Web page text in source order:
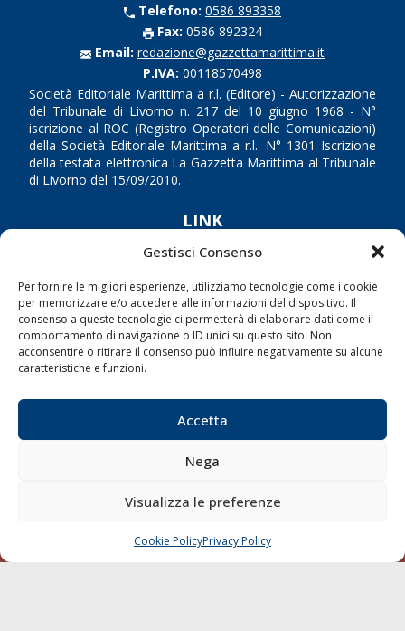
Gestisci Consenso
Per fornire le migliori esperienze, utilizziamo tecnologie come i cookie
per memorizzare e/o accedere alle informazioni del dispositivo. Il
consenso a queste tecnologie ci permetterà di elaborare dati come il
comportamento di navigazione o ID unici su questo sito. Non
acconsentire o ritirare il consenso può influire negativamente su alcune
caratteristiche e funzioni.
Accetta
Nega
Visualizza le preferenze
Cookie PolicyPrivacy Policy
Telefono: 0586 893358
Fax: 0586 892324
Email: redazione@gazzettamarittima.it
P.IVA: 00118570498
Società Editoriale Marittima a r.l. (Editore) - Autorizzazione
del Tribunale di Livorno n. 217 del 10 giugno 1968 - N°
iscrizione al ROC (Registro Operatori delle Comunicazioni)
della Società Editoriale Marittima a r.l.: N° 1301 Iscrizione
della testata elettronica La Gazzetta Marittima al Tribunale
di Livorno del 15/09/2010.
LINK
Porti/Interporti
Trasporti
Varie
Compagnie di Navigazione
Blue economy
Diporto
Contatti
CHIAMA SCRIVI